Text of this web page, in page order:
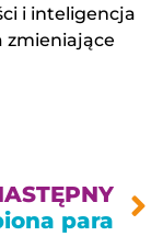
i inteligencja
zmieniające
para